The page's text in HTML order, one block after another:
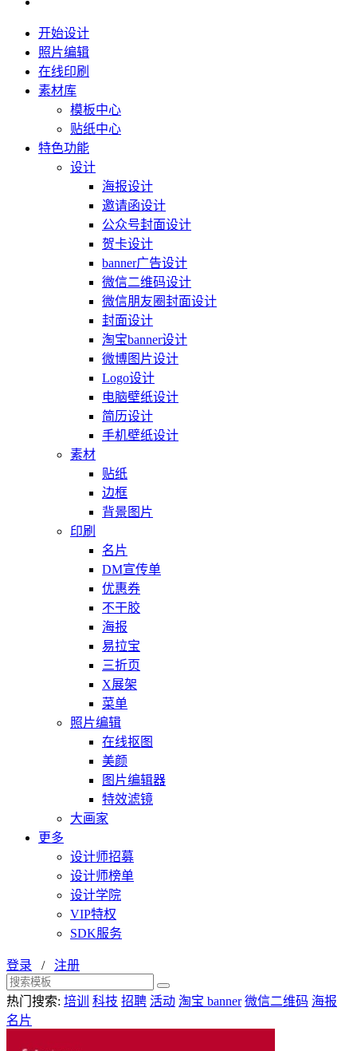
开始设计
照片编辑
在线印刷
素材库
模板中心
贴纸中心
特色功能
设计
海报设计
邀请函设计
公众号封面设计
贺卡设计
banner广告设计
微信二维码设计
微信朋友圈封面设计
封面设计
淘宝banner设计
微博图片设计
Logo设计
电脑壁纸设计
简历设计
手机壁纸设计
素材
贴纸
边框
背景图片
印刷
名片
DM宣传单
优惠券
不干胶
海报
易拉宝
三折页
X展架
菜单
照片编辑
在线抠图
美颜
图片编辑器
特效滤镜
大画家
更多
设计师招募
设计师榜单
设计学院
VIP特权
SDK服务
登录 / 注册
热门搜索: 培训 科技 招聘 活动 淘宝 banner 微信二维码 海报
名片